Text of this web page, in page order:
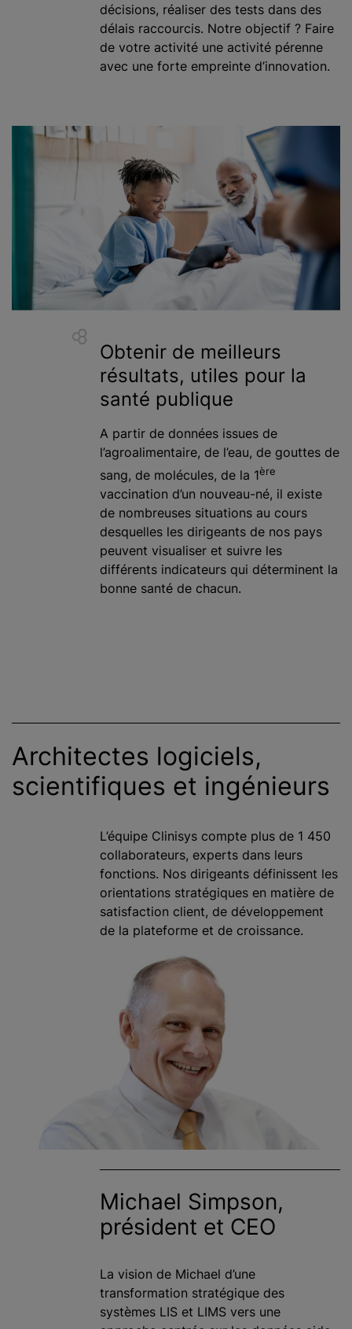
décisions, réaliser des tests dans des
délais raccourcis. Notre objectif ? Faire
de votre activité une activité pérenne
avec une forte empreinte d’innovation.
Obtenir de meilleurs
résultats, utiles pour la
santé publique
A partir de données issues de
l’agroalimentaire, de l’eau, de gouttes de
sang, de molécules, de la 1ère
vaccination d’un nouveau-né, il existe
de nombreuses situations au cours
desquelles les dirigeants de nos pays
peuvent visualiser et suivre les
différents indicateurs qui déterminent la
bonne santé de chacun.
Architectes logiciels,
scientifiques et ingénieurs
L’équipe Clinisys compte plus de 1 450
collaborateurs, experts dans leurs
fonctions. Nos dirigeants définissent les
orientations stratégiques en matière de
satisfaction client, de développement
de la plateforme et de croissance.
Michael Simpson,
président et CEO
La vision de Michael d’une
transformation stratégique des
systèmes LIS et LIMS vers une